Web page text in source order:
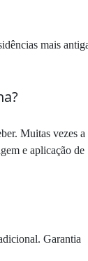
mais
Muitas vezes a
e aplicação de
Garantia